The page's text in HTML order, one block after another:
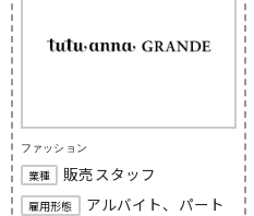
ファッション
業種 販売スタッフ
雇用形態 アルバイト、パート